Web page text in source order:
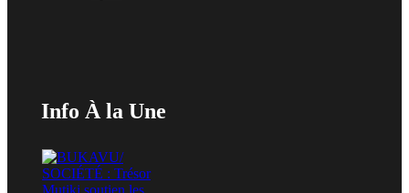
Info À la Une